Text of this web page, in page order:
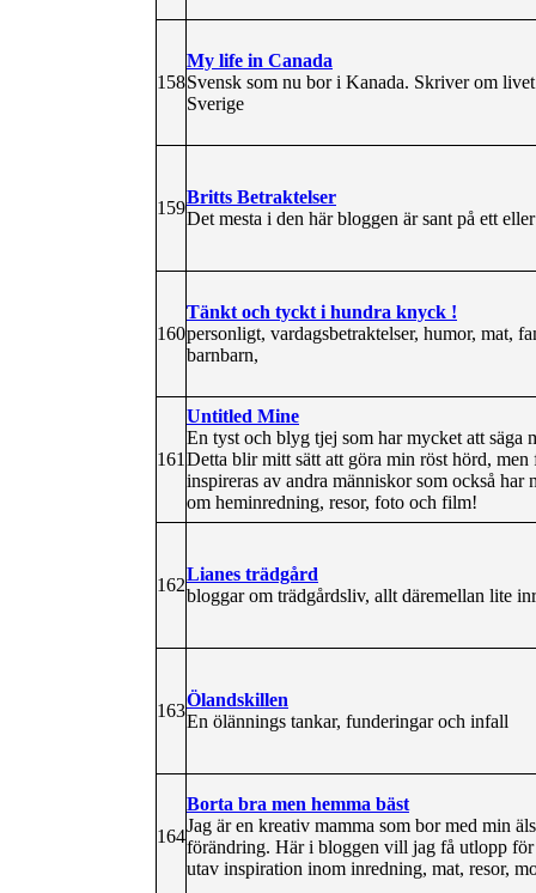
158
My life in Canada
Svensk som nu bor i Kanada. Skriver om
Sverige
159
Britts Betraktelser
Det mesta i den här bloggen är sant på ett
160
Tänkt och tyckt i hundra knyck !
personligt, vardagsbetraktelser, humor, mat,
barnbarn,
161
Untitled Mine
En tyst och blyg tjej som har mycket att säga
Detta blir mitt sätt att göra min röst hörd,
inspireras av andra människor som också
om heminredning, resor, foto och film!
162
Lianes trädgård
bloggar om trädgårdsliv, allt däremellan lite
163
Ölandskillen
En ölännings tankar, funderingar och infall
164
Borta bra men hemma bäst
Jag är en kreativ mamma som bor med min
förändring. Här i bloggen vill jag få utlopp
utav inspiration inom inredning, mat, resor,